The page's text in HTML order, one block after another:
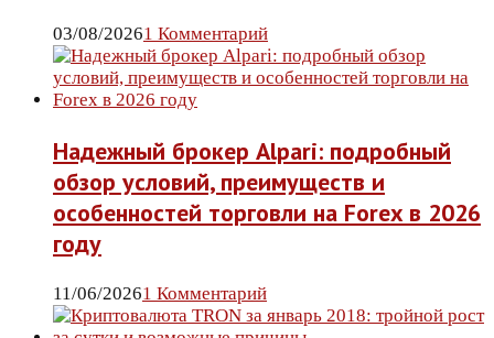
03/08/20261 Комментарий
Надежный брокер Alpari: подробный
обзор условий, преимуществ и
особенностей торговли на Forex в 2026
году
11/06/20261 Комментарий